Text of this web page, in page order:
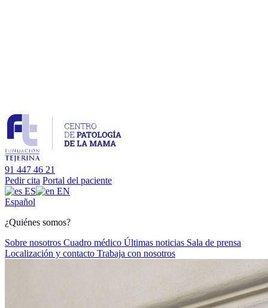
91 447 46 21
Pedir cita Portal del paciente
ES
EN
Español
¿Quiénes somos?
Sobre nosotros Cuadro médico Últimas noticias Sala de prensa
Localización y contacto Trabaja con nosotros